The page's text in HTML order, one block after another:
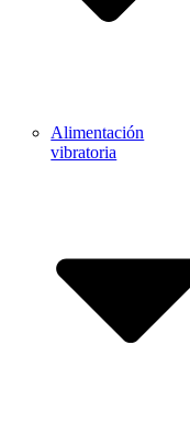
Alimentación
vibratoria